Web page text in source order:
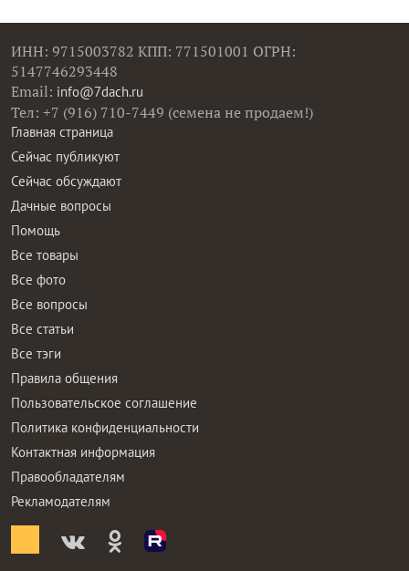
ИНН: 9715003782 КПП: 771501001 ОГРН:
5147746293448
Email: info@7dach.ru
Тел: +7 (916) 710-7449 (семена не продаем!)
Главная страница
Сейчас публикуют
Сейчас обсуждают
Дачные вопросы
Помощь
Все товары
Все фото
Все вопросы
Все статьи
Все тэги
Правила общения
Пользовательское соглашение
Политика конфиденциальности
Контактная информация
Правообладателям
Рекламодателям